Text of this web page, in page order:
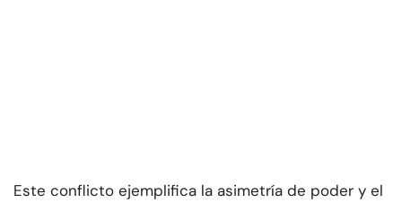
Este conflicto ejemplifica la asimetría de poder y el